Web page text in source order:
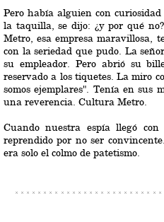
Pero había alguien con
la taquilla, se dijo: ¿y por qué
Metro, esa empresa maravillosa,
con la seriedad que pudo. La
su empleador. Pero abrió su
reservado a los tiquetes. La miro
somos ejemplares". Tenía en sus
una reverencia. Cultura Metro.
Cuando nuestra espía llegó
reprendido por no ser
era solo el colmo de patetismo.